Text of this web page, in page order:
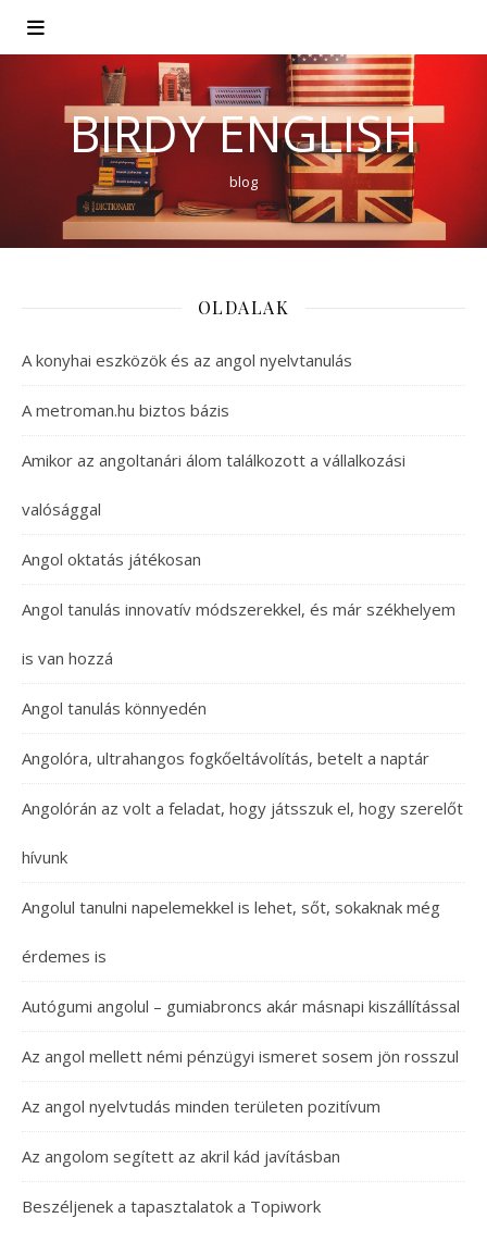
BIRDY ENGLISH
blog
OLDALAK
A konyhai eszközök és az angol nyelvtanulás
A metroman.hu biztos bázis
Amikor az angoltanári álom találkozott a vállalkozási
valósággal
Angol oktatás játékosan
Angol tanulás innovatív módszerekkel, és már székhelyem
is van hozzá
Angol tanulás könnyedén
Angolóra, ultrahangos fogkőeltávolítás, betelt a naptár
Angolórán az volt a feladat, hogy játsszuk el, hogy szerelőt
hívunk
Angolul tanulni napelemekkel is lehet, sőt, sokaknak még
érdemes is
Autógumi angolul – gumiabroncs akár másnapi kiszállítással
Az angol mellett némi pénzügyi ismeret sosem jön rosszul
Az angol nyelvtudás minden területen pozitívum
Az angolom segített az akril kád javításban
Beszéljenek a tapasztalatok a Topiwork